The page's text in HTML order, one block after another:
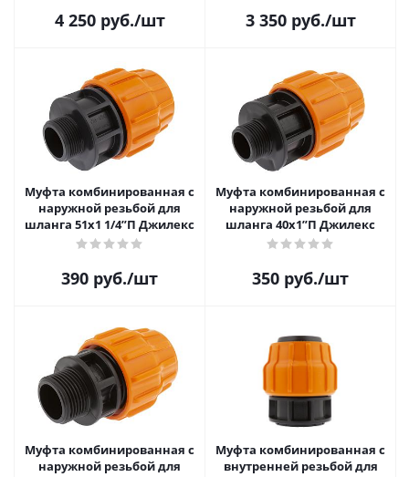
4 250руб./шт 3 350руб./шт
Муфта комбинированная с
наружной резьбой для
шланга 51х1 1/4”П Джилекс
390 руб./шт
Муфта комбинированная с
наружной резьбой для
шланга 40х1”П Джилекс
350 руб./шт
Муфта комбинированная с
наружной резьбой для
Муфта комбинированная с
внутренней резьбой для